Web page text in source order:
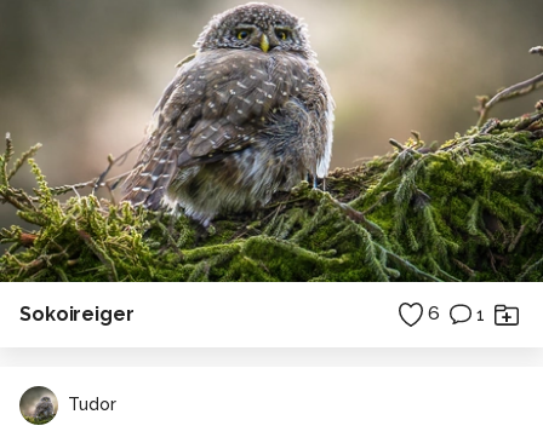
Sokoireiger 6 1
Tudor